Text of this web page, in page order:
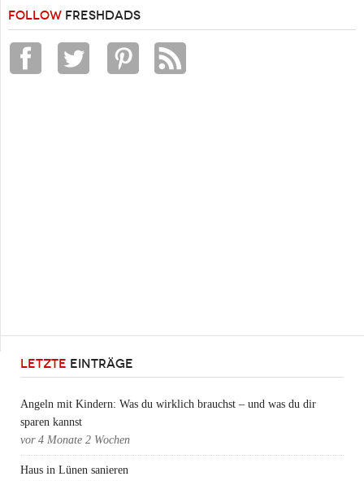
FOLLOW FRESHDADS
LETZTE EINTRÄGE
Angeln mit Kindern: Was du wirklich brauchst – und was du dir
sparen kannst
vor 4 Monate 2 Wochen
Haus in Lünen sanieren